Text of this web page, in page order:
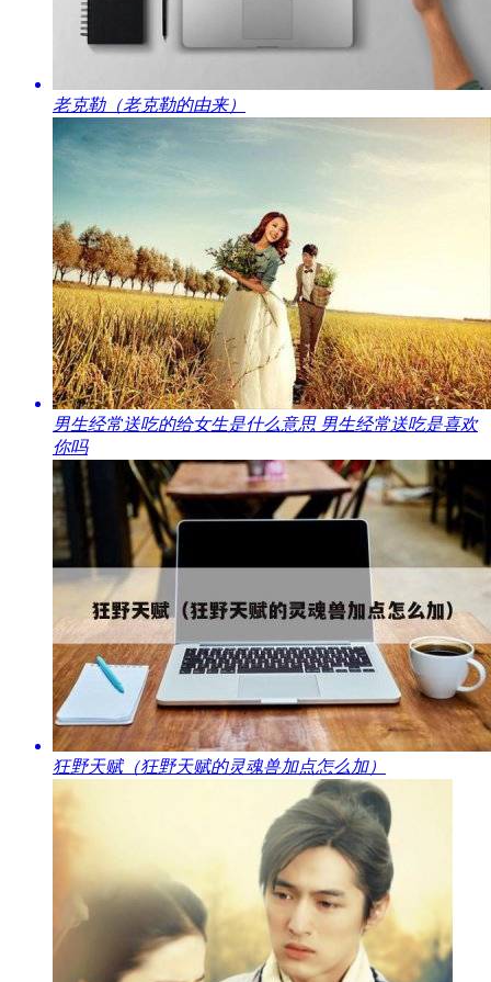
​老克勒（老克勒的由来）
​男生经常送吃的给女生是什么意思 男生经常送吃是喜欢
你吗
​狂野天赋（狂野天赋的灵魂兽加点怎么加）